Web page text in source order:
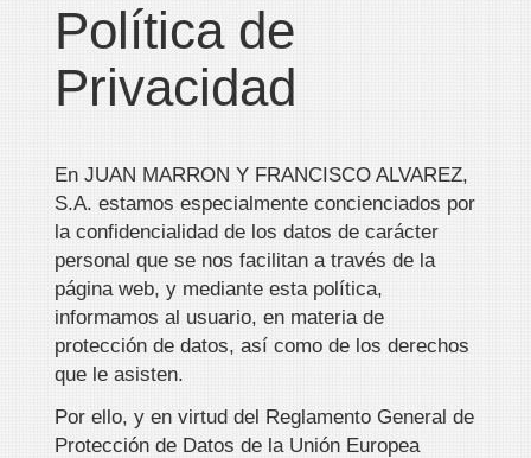
Política de
Privacidad
En JUAN MARRON Y FRANCISCO ALVAREZ,
S.A. estamos especialmente concienciados por
la confidencialidad de los datos de carácter
personal que se nos facilitan a través de la
página web, y mediante esta política,
informamos al usuario, en materia de
protección de datos, así como de los derechos
que le asisten.
Por ello, y en virtud del Reglamento General de
Protección de Datos de la Unión Europea